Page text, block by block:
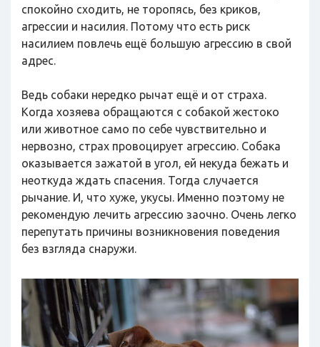
спокойно сходить, не торопясь, без криков,
агрессии и насилия. Потому что есть риск
насилием повлечь ещё большую агрессию в свой
адрес.
Ведь собаки нередко рычат ещё и от страха.
Когда хозяева обращаются с собакой жестоко
или животное само по себе чувствительно и
нервозно, страх провоцирует агрессию. Собака
оказывается зажатой в угол, ей некуда бежать и
неоткуда ждать спасения. Тогда случается
рычание. И, что хуже, укусы. Именно поэтому не
рекомендую лечить агрессию заочно. Очень легко
перепутать причины возникновения поведения
без взгляда снаружи.